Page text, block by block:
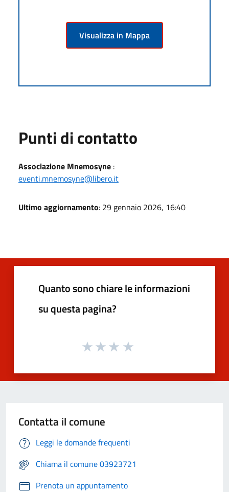
Visualizza in Mappa
Punti di contatto
Associazione Mnemosyne :
eventi.mnemosyne@libero.it
Ultimo aggiornamento: 29 gennaio 2026, 16:40
Quanto sono chiare le informazioni
su questa pagina?
Contatta il comune
Leggi le domande frequenti
Chiama il comune 03923721
Prenota un appuntamento